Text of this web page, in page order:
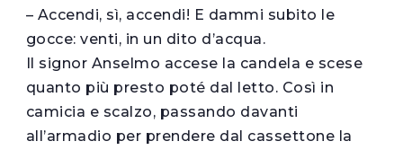
– Accendi, sì, accendi! E dammi subito le
gocce: venti, in un dito d’acqua.
Il signor Anselmo accese la candela e scese
quanto più presto poté dal letto. Così in
camicia e scalzo, passando davanti
all’armadio per prendere dal cassettone la